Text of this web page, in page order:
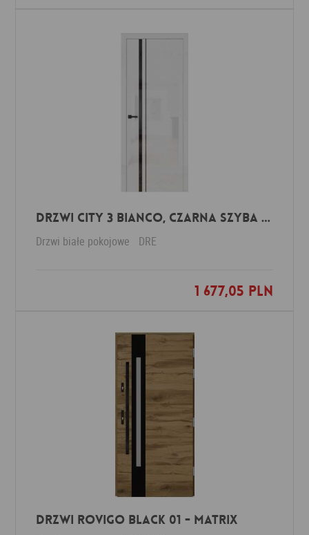
Drzwi CITY 3 bianco, czarna szyba laminowana
Drzwi białe pokojowe DRE
1 677,05 PLN
Dodaj do ulubionych
DRZWI ROVIGO BLACK 01 - MATRIX